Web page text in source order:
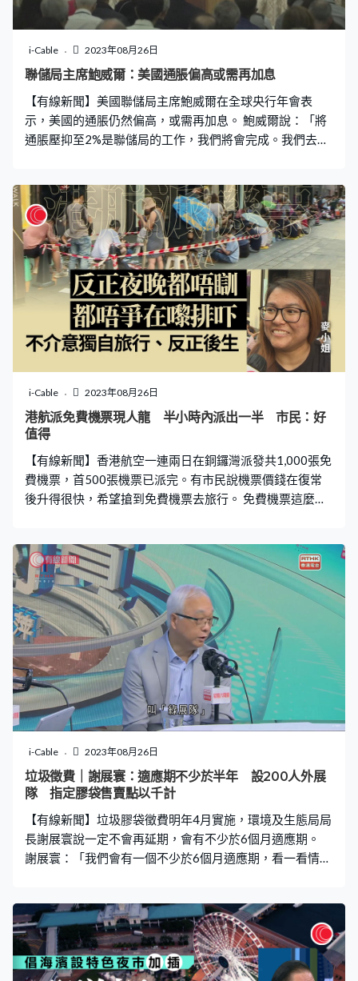
種閃爍的裝飾，然後上面這個牡丹代表花開富貴；燈籠代
表紅紅火火的日子；『囍』字則代表我結婚當日是最美好
的一刻；然後『龍』與『鳳』的蠟燭背靠著背，希望一輩
子的生活都美滿幸福；然後兩隻老虎是希望我將來早生貴
子，用紅彤彤去表達那種開心的心情。」 李雲俠：「這種
剪紙是用不同的顏色逐層去組合成一種拼砌的手法。這種
難度比較高一些，因為紙張是用不同顏色
i-Cable 2023年08月26日
聯儲局主席鮑威爾：美國通脹偏高或需再加息
【有線新聞】美國聯儲局主席鮑威爾在全球央行年會表
示，美國的通脹仍然偏高，或需再加息。 鮑威爾說：「將
通脹壓抑至2%是聯儲局的工作，我們將會完成。我們去年
需要，並會維持政策於收緊水平，直至我們有信心通脹會
穩定降至目標。」 鮑威爾又說，聯儲局未來的會議考慮是
否調整利率時，會依據所得的數據和風險評估去決定，強
調局方的工作是要要維持物價穩定和強勁的勞動市場，令
所有人受惠。投資者預期聯儲局年底前再加息一次的機
會，大於維持利率不變。
i-Cable 2023年08月26日
港航派免費機票現人龍 半小時內派出一半 市民：好
值得
【有線新聞】香港航空一連兩日在銅鑼灣派發共1,000張免
費機票，首500張機票已派完。有市民說機票價錢在復常
後升得很快，希望搶到免費機票去旅行。 免費機票這麼吸
錢在疫情後開始升得很快，所以想透過今次機會搶到一些
較優惠的機票，享受自己假期。都是想在假期時候去，如
果遇上非假期的日子，可能要再安排一下日子如何可以成
行。」 名額有限，有人通宵排隊。麥小姐：「反正夜晚都
不睡覺便直接來排隊。自己一個人去玩，我不介意自己一
個人獨自旅行，反正年輕。」 開始派籌後不足半小時，首
500個名額就滿了。不過取籌後仍要「過關」，參加者要
玩遊戲，無論輸贏最後都領取到機票。Christy：「我覺得
很值得，（排隊）兩小時有免費機票。（打算去峇里做甚
麼？）去逛街吃東西水上活動，未計劃今晚計劃一下。」
今次免費機票由機管局贊助，可以選擇去曼谷、大阪等18
個熱門旅遊航點，旅遊期由下月至明年3月24日。
i-Cable 2023年08月26日
垃圾徵費｜謝展寰：適應期不少於半年 設200人外展
隊 指定膠袋售賣點以千計
【有線新聞】垃圾膠袋徵費明年4月實施，環境及生態局局
長謝展寰說一定不會再延期，會有不少於6個月適應期。
謝展寰：「我們會有一個不少於6個月適應期，看一看情況
慢習慣。我們亦會有200人的外展隊，叫『綠展隊』，可
能會到屋邨、三無大廈的地方或和一些業界做一些教育，
看看他們有甚麼需要協助，有甚麼問題都可以面對面和他
們做。」 他又說政府已經選定四間供應商，預計10月開始